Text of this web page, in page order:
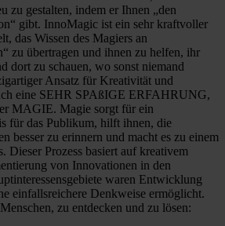
zu gestalten, indem er Ihnen „den
gibt. InnoMagic ist ein sehr kraftvoller
das Wissen des Magiers an
zu übertragen und ihnen zu helfen, ihr
dort zu schauen, wo sonst niemand
Ansatz für Kreativität und
eine SEHR SPAßIGE ERFAHRUNG,
MAGIE. Magie sorgt für ein
für das Publikum, hilft ihnen, die
besser zu erinnern und macht es zu einem
Dieser Prozess basiert auf kreativem
von Innovationen in den
waren Entwicklung
einfallsreichere Denkweise ermöglicht.
zu entdecken und zu lösen: